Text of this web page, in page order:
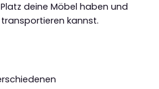
deine Möbel haben und
kannst.